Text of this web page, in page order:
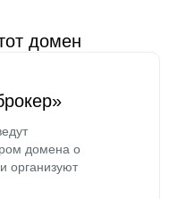
домен
домена о
организуют